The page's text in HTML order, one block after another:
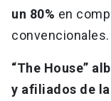
un 80% en
convencionales.
“The House”
y afiliados de